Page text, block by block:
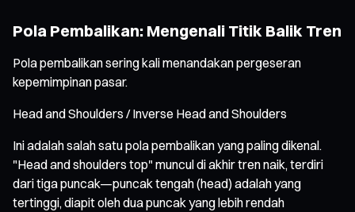
Pola Pembalikan: Mengenali Titik Balik Tren
Pola pembalikan sering kali menandakan pergeseran
kepemimpinan pasar.
Head and Shoulders / Inverse Head and Shoulders
Ini adalah salah satu pola pembalikan yang paling dikenal.
"Head and shoulders top" muncul di akhir tren naik, terdiri
dari tiga puncak—puncak tengah (head) adalah yang
tertinggi, diapit oleh dua puncak yang lebih rendah